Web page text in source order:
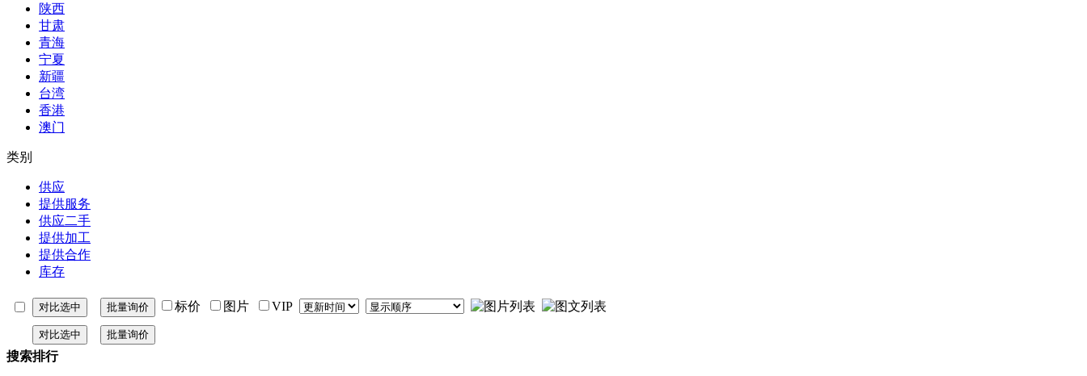
陕西
甘肃
青海
宁夏
新疆
台湾
香港
澳门
类别
供应
提供服务
供应二手
提供加工
提供合作
库存
标价 图片 VIP
搜索排行